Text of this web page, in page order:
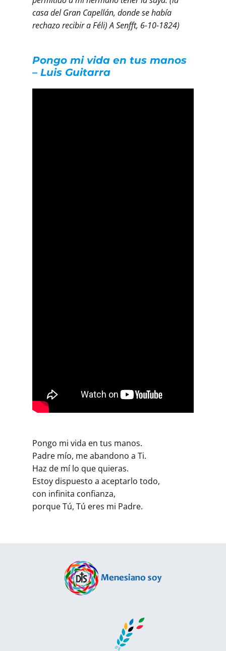
casa del Gran Capellán, donde se había
rechazo recibir a Féli) A Senfft, 6-10-1824)
Pongo mi vida en tus manos
– Luis Guitarra
Pongo mi vida en tus manos.
Padre mío, me abandono a Ti.
Haz de mí lo que quieras.
Estoy dispuesto a aceptarlo todo,
con infinita confianza,
porque Tú, Tú eres mi Padre.